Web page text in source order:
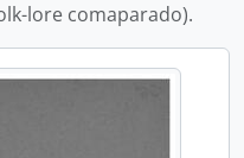
lore comaparado).